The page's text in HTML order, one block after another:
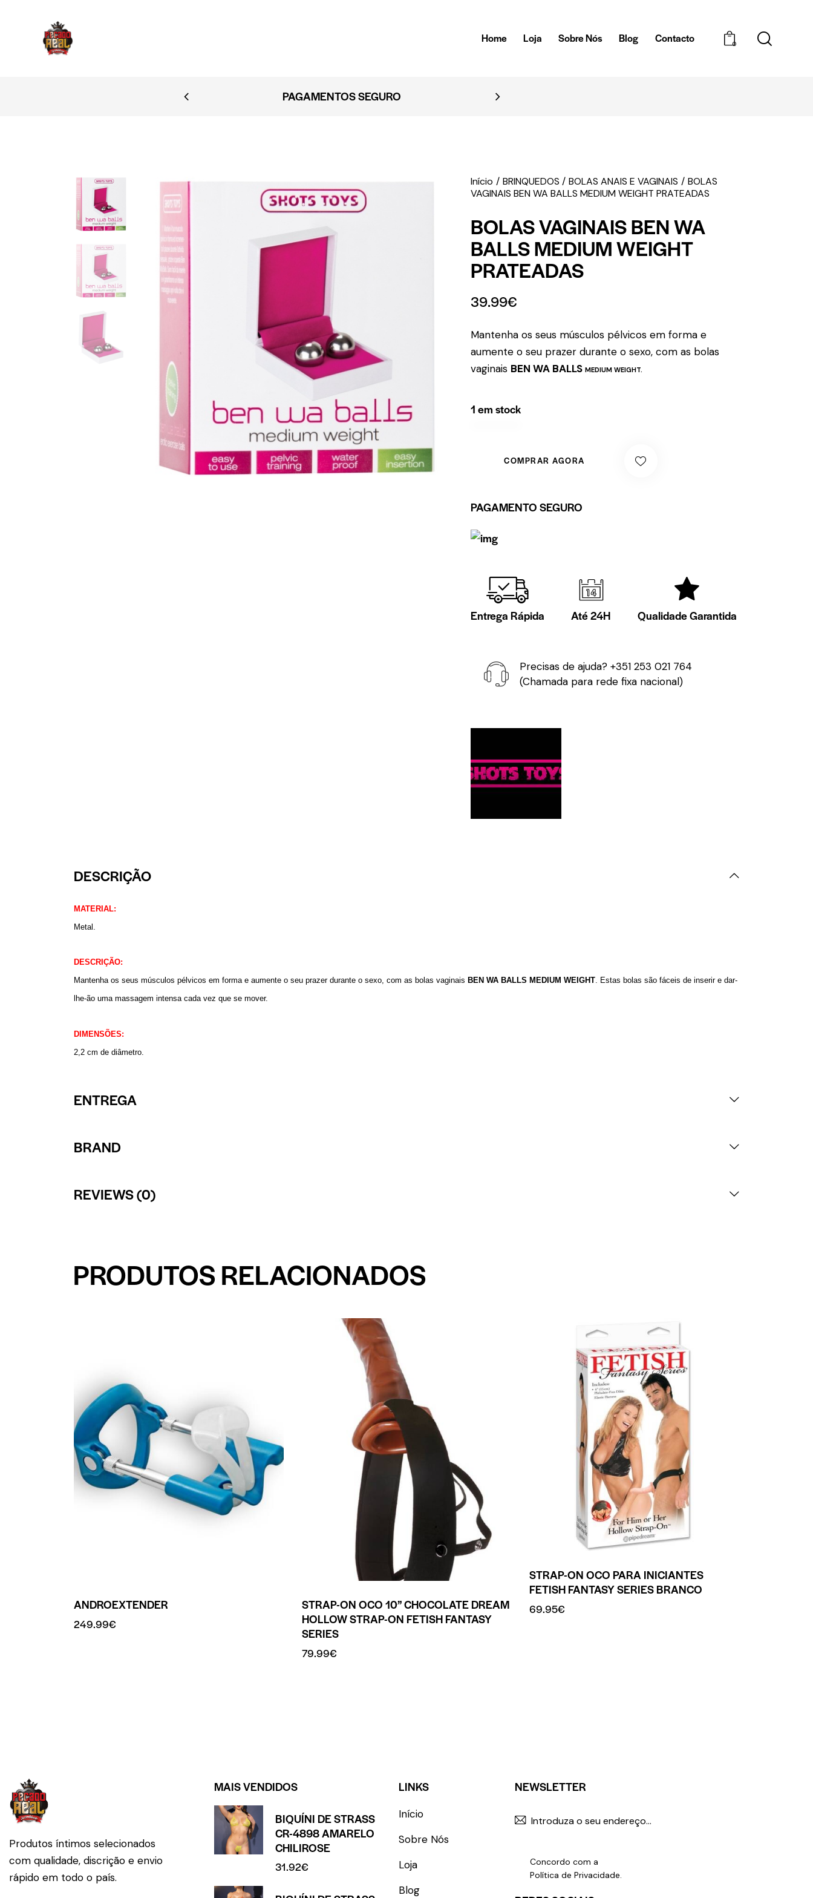
Home Loja Sobre Nós Blog Contacto 0
PAGAMENTOS SEGURO EMBALAGEM DISCRETA
Início BRINQUEDOS BOLAS ANAIS E VAGINAIS
BOLAS
VAGINAIS BEN WA BALLS MEDIUM WEIGHT PRATEADAS
BOLAS VAGINAIS BEN WA
BALLS MEDIUM WEIGHT
PRATEADAS
39.99€
Mantenha os seus músculos pélvicos em forma e
aumente o seu prazer durante o sexo, com as bolas
vaginais BEN WA BALLS MEDIUM WEIGHT.
1 em stock
COMPRAR AGORA
PAGAMENTO SEGURO
Entrega Rápida Até 24H Qualidade Garantida
Precisas de ajuda? +351 253 021 764
(Chamada para rede fixa nacional)
DESCRIÇÃO
MATERIAL:
Metal.
DESCRIÇÃO:
Mantenha os seus músculos pélvicos em forma e aumente o seu prazer durante o sexo, com as bolas vaginais BEN WA BALLS MEDIUM WEIGHT. Estas bolas são fáceis de inserir e dar-
lhe-ão uma massagem intensa cada vez que se mover.
DIMENSÕES:
2,2 cm de diâmetro.
ENTREGA
BRAND
REVIEWS (0)
PRODUTOS RELACIONADOS
ANDROEXTENDER
249.99€
STRAP-ON OCO 10” CHOCOLATE DREAM
HOLLOW STRAP-ON FETISH FANTASY
SERIES
79.99€
STRAP-ON OCO PARA INICIANTES
FETISH FANTASY SERIES BRANCO
69.95€
Produtos íntimos selecionados
com qualidade, discrição e envio
rápido em todo o país.
MAIS VENDIDOS
BIQUÍNI DE STRASS
CR-4898 AMARELO
CHILIROSE
31.92€
LINKS
Início
Sobre Nós
Loja
Blog
NEWSLETTER
Concordo com a
Política de Privacidade.